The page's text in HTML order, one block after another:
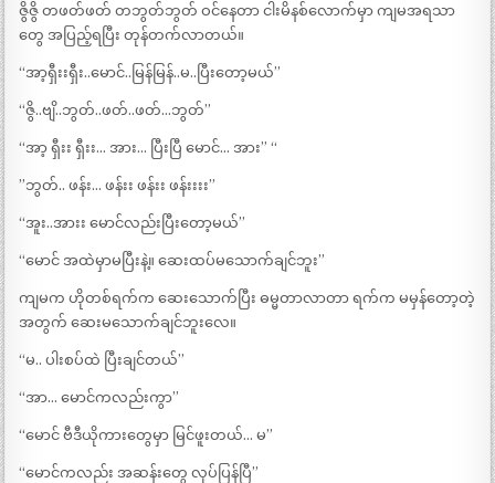
ဇွိဇွိ တဖတ်ဖတ် တဘွတ်ဘွတ် ဝင်နေတာ ငါးမိနစ်လောက်မှာ ကျမအရသာ
တွေ အပြည့်ရပြီး တုန်တက်လာတယ်။
“အာ့ရှီးးရှီး..မောင်..မြန်မြန်..မ..ပြီးတော့မယ်”
“ဇွိ..ဗျိ..ဘွတ်..ဖတ်..ဖတ်…ဘွတ်”
“အာ့ ရှီးး ရှီးး… အား… ပြီးပြီ မောင်… အား” “
”ဘွတ်.. ဖန်း… ဖန်းး ဖန်းး ဖန်းးးး”
“အူး..အားး မောင်လည်းပြီးတော့မယ်”
“မောင် အထဲမှာမပြီးနဲ့။ ဆေးထပ်မသောက်ချင်ဘူး”
ကျမက ဟိုတစ်ရက်က ဆေးသောက်ပြီး ဓမ္မတာလာတာ ရက်က မမှန်တော့တဲ့
အတွက် ဆေးမသောက်ချင်ဘူးလေ။
“မ.. ပါးစပ်ထဲ ပြီးချင်တယ်”
“အာ… မောင်ကလည်းကွာ”
“မောင် ဗီဒီယိုကားတွေမှာ မြင်ဖူးတယ်… မ”
“မောင်ကလည်း အဆန်းတွေ လုပ်ပြန်ပြီ”